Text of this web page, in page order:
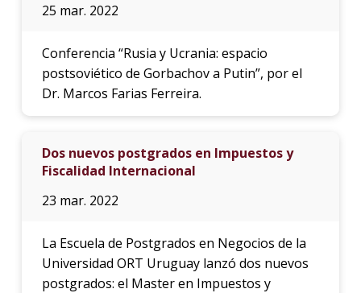
25 mar. 2022
Conferencia “Rusia y Ucrania: espacio
postsoviético de Gorbachov a Putin”, por el
Dr. Marcos Farias Ferreira.
Dos nuevos postgrados en Impuestos y
Fiscalidad Internacional
23 mar. 2022
La Escuela de Postgrados en Negocios de la
Universidad ORT Uruguay lanzó dos nuevos
postgrados: el Master en Impuestos y